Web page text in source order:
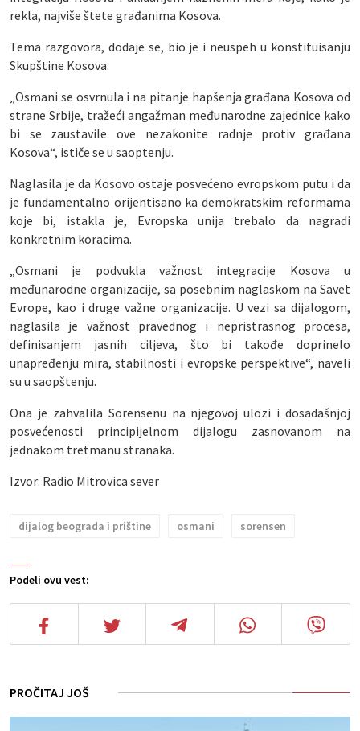
Podeli ovu vest:
rekla, najviše štete građanima Kosova.
Tema razgovora, dodaje se, bio je i neuspeh u konstituisanju
Skupštine Kosova.
„Osmani se osvrnula i na pitanje hapšenja građana Kosova od
strane Srbije, tražeći angažman međunarodne zajednice kako
bi se zaustavile ove nezakonite radnje protiv građana
Kosova“, ističe se u saoptenju.
Naglasila je da Kosovo ostaje posvećeno evropskom putu i da
je fundamentalno orijentisano ka demokratskim reformama
koje bi, istakla je, Evropska unija trebalo da nagradi
konkretnim koracima.
„Osmani je podvukla važnost integracije Kosova u
međunarodne organizacije, sa posebnim naglaskom na Savet
Evrope, kao i druge važne organizacije. U vezi sa dijalogom,
naglasila je važnost pravednog i nepristrasnog procesa,
definisanjem jasnih ciljeva, što bi takođe doprinelo
unapređenju mira, stabilnosti i evropske perspektive“, naveli
su u saopštenju.
Ona je zahvalila Sorensenu na njegovoj ulozi i dosadašnjoj
posvećenosti principijelnom dijalogu zasnovanom na
jednakom tretmanu stranaka.
Izvor: Radio Mitrovica sever
dijalog beograda i prištine osmani sorensen
PROČITAJ JOŠ